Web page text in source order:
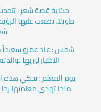
حكاية قصة شعر :
طويلا، تصعب عليها
شمس : عاد عمرو سعيداً
الاختبار ليريها
يوم المعلم : تحكي هذه
ماذا تهدي معلمتها